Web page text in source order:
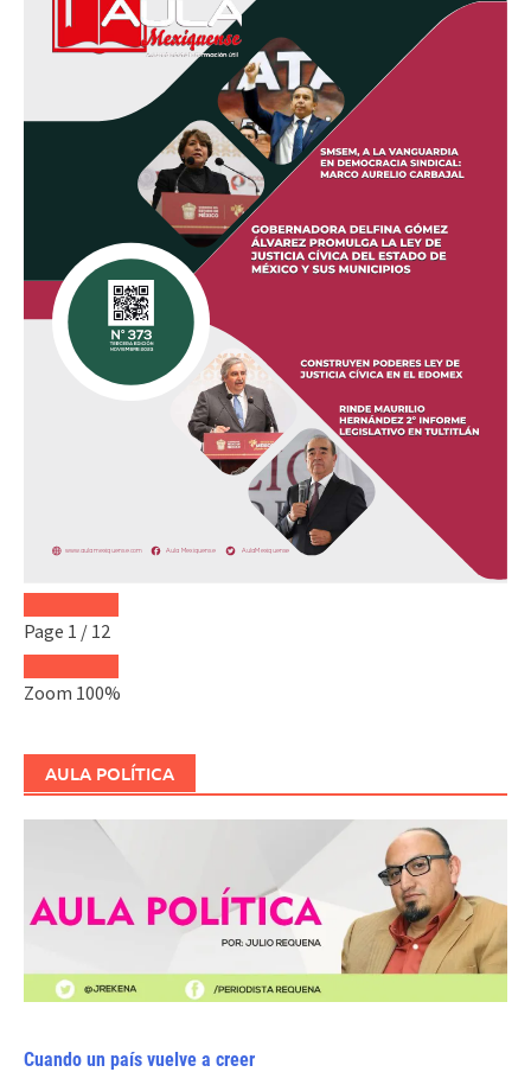
Page 1 / 12
Zoom 100%
AULA POLÍTICA
Cuando un país vuelve a creer